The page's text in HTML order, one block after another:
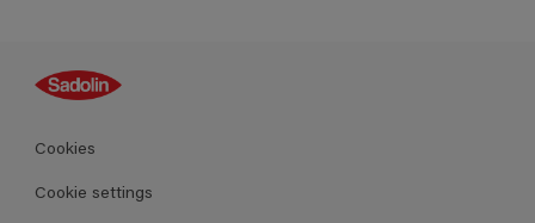
Farver
Produkter
Cookies
Cookie settings